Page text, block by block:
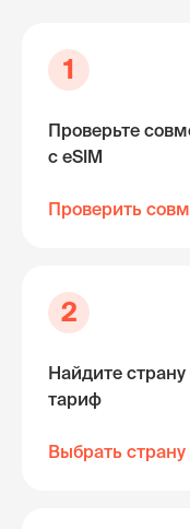
1
Проверьте
с eSIM
Проверить
2
Найдите
тариф
Выбрать страну